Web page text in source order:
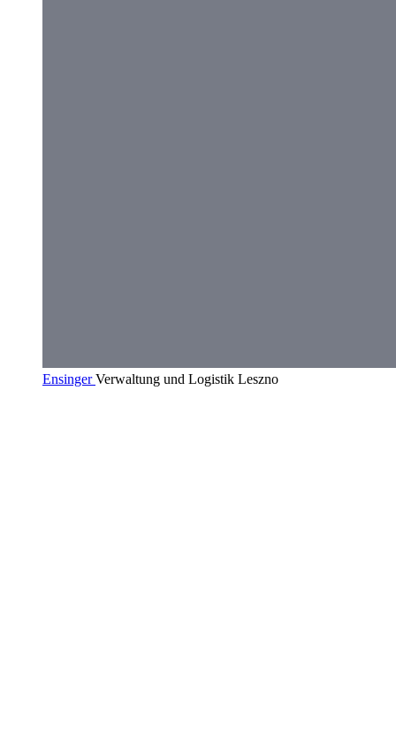
Ensinger Verwaltung und Logistik Leszno